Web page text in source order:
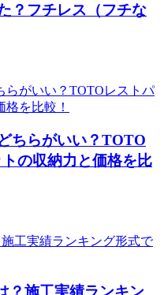
？フチレス（フチな
ちらがいい？TOTO
の収納力と価格を比
施工実績ランキン